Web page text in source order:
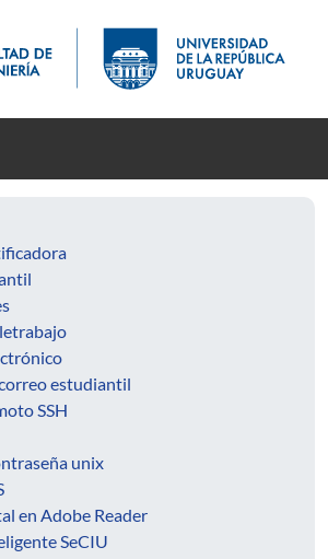
estudiantil
SSH
unix
en Adobe Reader
SeCIU